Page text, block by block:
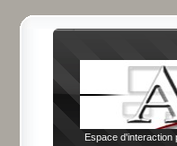
Espace d'interaction